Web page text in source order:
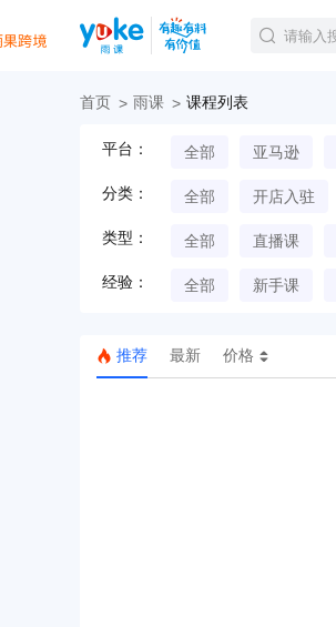
首页 雨课 课程列表
平台： 全部 亚马逊
分类： 全部 开店入驻
类型： 全部 直播课
经验： 全部 新手课
推荐 最新 价格